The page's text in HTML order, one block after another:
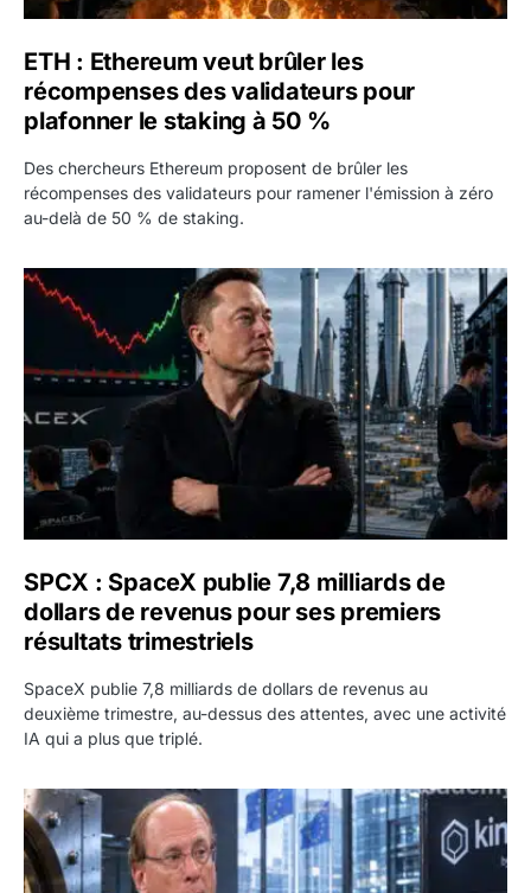
ETH : Ethereum veut brûler les
récompenses des validateurs pour
plafonner le staking à 50 %
Des chercheurs Ethereum proposent de brûler les
récompenses des validateurs pour ramener l'émission à zéro
au-delà de 50 % de staking.
SPCX : SpaceX publie 7,8 milliards de dollars de
SPCX : SpaceX publie 7,8 milliards de
dollars de revenus pour ses premiers
résultats trimestriels
SpaceX publie 7,8 milliards de dollars de revenus au
deuxième trimestre, au-dessus des attentes, avec une activité
IA qui a plus que triplé.
BlackRock tokenise 311 milliards de dollars de fonds